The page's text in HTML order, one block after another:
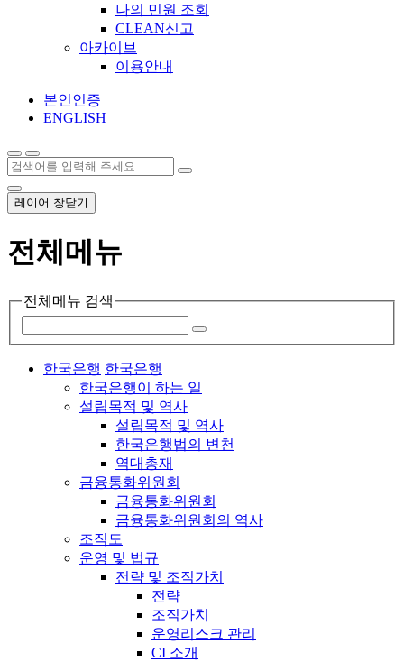
나의 민원 조회
CLEAN신고
아카이브
이용안내
본인인증
ENGLISH
레이어 창닫기
전체메뉴
전체메뉴 검색
한국은행 한국은행
한국은행이 하는 일
설립목적 및 역사
설립목적 및 역사
한국은행법의 변천
역대총재
금융통화위원회
금융통화위원회
금융통화위원회의 역사
조직도
운영 및 법규
전략 및 조직가치
전략
조직가치
운영리스크 관리
CI 소개